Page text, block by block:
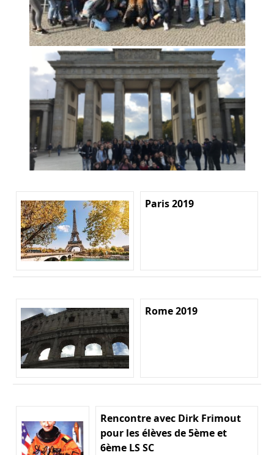
Paris 2019
Rome 2019
Rencontre avec Dirk Frimout
pour les élèves de 5ème et
6ème LS SC